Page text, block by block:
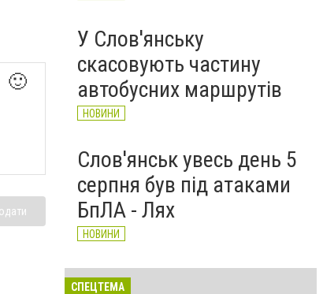
🙂
У Слов'янську
скасовують частину
автобусних маршрутів
НОВИНИ
Слов'янськ увесь день 5
серпня був під атаками
БпЛА - Лях
НОВИНИ
СПЕЦТЕМА